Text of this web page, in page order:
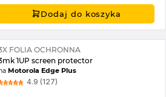
Dodaj do koszyka
FOLIA OCHRONNA
1UP screen protector
Motorola Edge Plus
4.9 (127)